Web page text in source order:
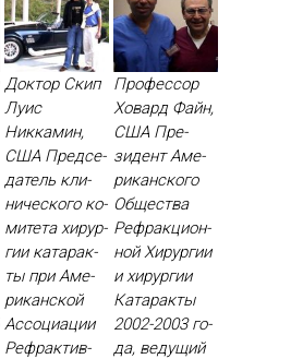
Доктор Скип
Луис
Никкамин,
США Пред­се­
датель кли­
ничес­ко­го ко­
мите­та хи­рур­
гии ка­тарак­
ты при Аме­
рикан­ской
Ас­со­ци­ации
Реф­рактив­
Профессор
Ховард Файн,
США Пре­
зидент Аме­
рикан­ско­го
Об­щес­тва
Реф­ракци­он­
ной Хи­рур­гии
и хи­рур­гии
Ка­тарак­ты
2002-2003 го­
да, ве­дущий